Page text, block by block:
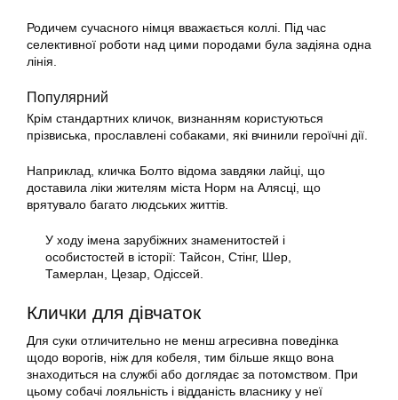
Родичем сучасного німця вважається коллі. Під час
селективної роботи над цими породами була задіяна одна
лінія.
Популярний
Крім стандартних кличок, визнанням користуються
прізвиська, прославлені собаками, які вчинили героїчні дії.
Наприклад, кличка Болто відома завдяки лайці, що
доставила ліки жителям міста Норм на Алясці, що
врятувало багато людських життів.
У ходу імена зарубіжних знаменитостей і
особистостей в історії: Тайсон, Стінг, Шер,
Тамерлан, Цезар, Одіссей.
Клички для дівчаток
Для суки отличительно не менш агресивна поведінка
щодо ворогів, ніж для кобеля, тим більше якщо вона
знаходиться на службі або доглядає за потомством. При
цьому собачі лояльність і відданість власнику у неї